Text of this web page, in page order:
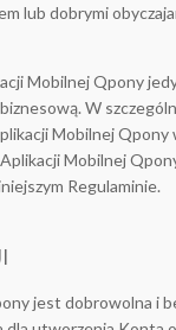
lub dobrymi
Mobilnej Qpony
W
Mobilnej Qpony
Mobilnej
Regulaminie.
jest dobrowolna i